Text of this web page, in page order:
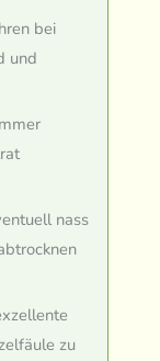
bei
und
nass
zu